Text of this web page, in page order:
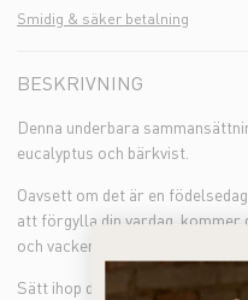
Smidig & säker betalning
BESKRIVNING
Denna underbara
eucalyptus och bärkvist.
Oavsett om det är en
att förgylla din vardag, kommer
och vacker tillskott till alla rum!
Sätt ihop din bukett och